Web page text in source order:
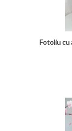
Fotoliu cu